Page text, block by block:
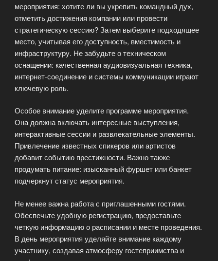
мероприятия: хотите ли вы укрепить командный дух,
отметить достижения компании или провести
стратегическую сессию? Затем выберите подходящее
место, учитывая его доступность, вместимость и
инфраструктуру. Не забудьте о техническом
оснащении: качественная аудиовизуальная техника,
интернет-соединение и системы коммуникации играют
ключевую роль.
Особое внимание уделите программе мероприятия.
Она должна включать интересные выступления,
интерактивные сессии и развлекательные элементы.
Привлечение известных спикеров или артистов
добавит событию престижности. Важно также
продумать питание: изысканный фуршет или банкет
подчеркнут статус мероприятия.
Не менее важна работа с приглашенными гостями.
Обеспечьте удобную регистрацию, предоставьте
четкую информацию о расписании и месте проведения.
В день мероприятия уделяйте внимание каждому
участнику, создавая атмосферу гостеприимства и